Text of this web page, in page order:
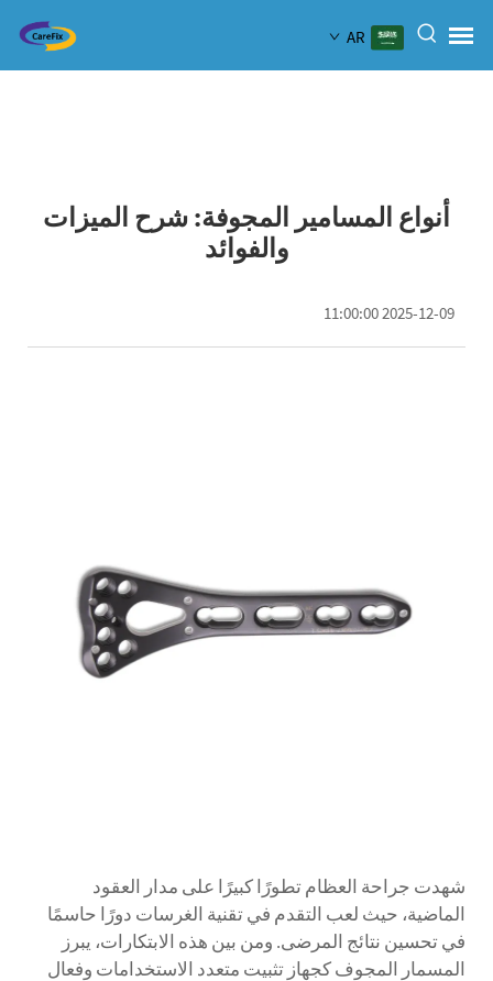
AR
أنواع المسامير المجوفة: شرح الميزات
والفوائد
2025-12-09 11:00:00
شهدت جراحة العظام تطورًا كبيرًا على مدار العقود
الماضية، حيث لعب التقدم في تقنية الغرسات دورًا حاسمًا
في تحسين نتائج المرضى. ومن بين هذه الابتكارات، يبرز
المسمار المجوف كجهاز تثبيت متعدد الاستخدامات وفعال